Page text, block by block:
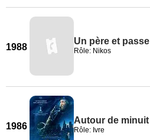
1988
Un père et passe
Rôle: Nikos
1986
Autour de minuit
Rôle: Ivre